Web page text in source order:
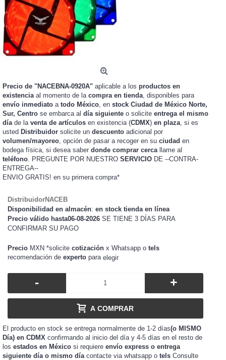
Precio de "NACEBNA-0920A" aplicable a los productos en
existenciaal momento de la compra en tienda, disponibles para
envío inmediato a todo México, en stock Ciudad de México Norte,
Sur, Centro se embarca al día siguiente o solicite entrega el mismo
díade la venta de artículos en existencia (CDMX) en plaza, si es
usted Distribuidor solicite un descuento adicional por
volumen/mayoreo, opción de pasar a recoger en su ciudad en
bodega física, si desea saber donde comprar cercallame al
teléfono. PREGUNTE POR NUESTRO SERVICIO DE --CONTRA-
ENTREGA--
ENVIO GRATIS! en su primera compra*
DistribuidorNACEB
Disponibilidad en almacén: en stock tienda en línea
Precio válido hasta06-08-2026 SE TIENE 3 DÍAS PARA
CONFIRMAR SU PAGO
Precio MXN *solicite cotización x Whatsapp o tels
recomendación de experto para elegir
- +
A COMPRAR
El producto en stock se entrega normalmente de 1-2 días(o MISMO
Día) en CDMX confirmando al inicio del día y 4-5 días en el resto de
los estados en México si requiere envío express o entrega
siguiente día o mismo día contacte via whatsapp o tels Consulte